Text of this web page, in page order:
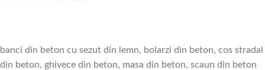
banci din beton cu sezut din lemn, bolarzi din beton, cos stradal
din beton, ghivece din beton, masa din beton, scaun din beton